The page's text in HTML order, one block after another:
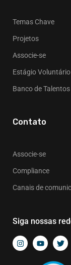
Temas Chave
Projetos
Associe-se
Estágio Voluntário
Banco de Talentos
Contato
Associe-se
Compliance
Canais de
Siga nossas